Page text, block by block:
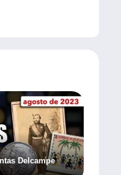
Delcampe